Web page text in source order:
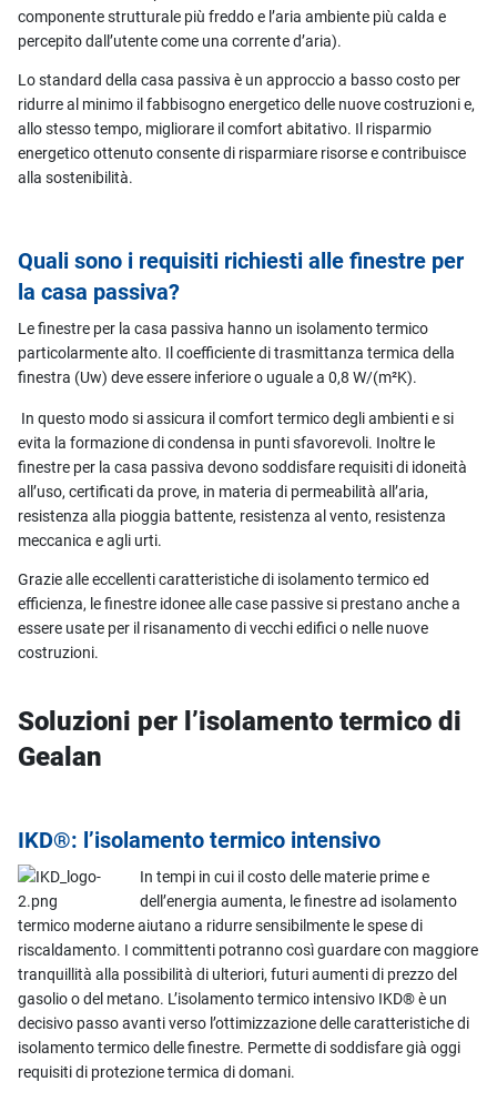
componente strutturale più freddo e l’aria ambiente più calda e
percepito dall’utente come una corrente d’aria).
Lo standard della casa passiva è un approccio a basso costo per
ridurre al minimo il fabbisogno energetico delle nuove costruzioni e,
allo stesso tempo, migliorare il comfort abitativo. Il risparmio
energetico ottenuto consente di risparmiare risorse e contribuisce
alla sostenibilità.
Quali sono i requisiti richiesti alle finestre per
la casa passiva?
Le finestre per la casa passiva hanno un isolamento termico
particolarmente alto. Il coefficiente di trasmittanza termica della
finestra (Uw) deve essere inferiore o uguale a 0,8 W/(m²K).
In questo modo si assicura il comfort termico degli ambienti e si
evita la formazione di condensa in punti sfavorevoli. Inoltre le
finestre per la casa passiva devono soddisfare requisiti di idoneità
all’uso, certificati da prove, in materia di permeabilità all’aria,
resistenza alla pioggia battente, resistenza al vento, resistenza
meccanica e agli urti.
Grazie alle eccellenti caratteristiche di isolamento termico ed
efficienza, le finestre idonee alle case passive si prestano anche a
essere usate per il risanamento di vecchi edifici o nelle nuove
costruzioni.
Soluzioni per l’isolamento termico di
Gealan
IKD®: l’isolamento termico intensivo
In tempi in cui il costo delle materie prime e
dell’energia aumenta, le finestre ad isolamento
termico moderne aiutano a ridurre sensibilmente le spese di
riscaldamento. I committenti potranno così guardare con maggiore
tranquillità alla possibilità di ulteriori, futuri aumenti di prezzo del
gasolio o del metano. L’isolamento termico intensivo IKD® è un
decisivo passo avanti verso l’ottimizzazione delle caratteristiche di
isolamento termico delle finestre. Permette di soddisfare già oggi
requisiti di protezione termica di domani.